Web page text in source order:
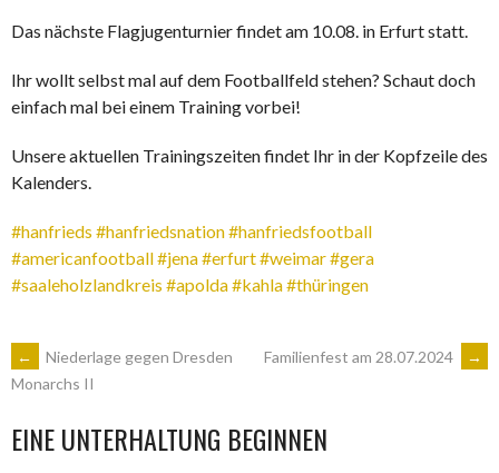
Das nächste Flagjugenturnier findet am 10.08. in Erfurt statt.
Ihr wollt selbst mal auf dem Footballfeld stehen? Schaut doch
einfach mal bei einem Training vorbei!
Unsere aktuellen Trainingszeiten findet Ihr in der Kopfzeile des
Kalenders.
#hanfrieds #hanfriedsnation#hanfriedsfootball
#americanfootball#jena#erfurt#weimar#gera
#saaleholzlandkreis #apolda#kahla#thüringen
ARTIKEL-
NAVIGATION
←
Niederlage gegen Dresden
Monarchs II
Familienfest am 28.07.2024 →
EINE UNTERHALTUNG BEGINNEN